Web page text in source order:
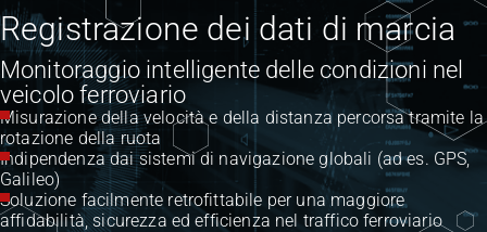
Registrazione dei dati di marcia
Monitoraggio intelligente delle condizioni nel
veicolo ferroviario
Misurazione della velocità e della distanza percorsa tramite la
rotazione della ruota
Indipendenza dai sistemi di navigazione globali (ad es. GPS,
Galileo)
Soluzione facilmente retrofittabile per una maggiore
affidabilità, sicurezza ed efficienza nel traffico ferroviario